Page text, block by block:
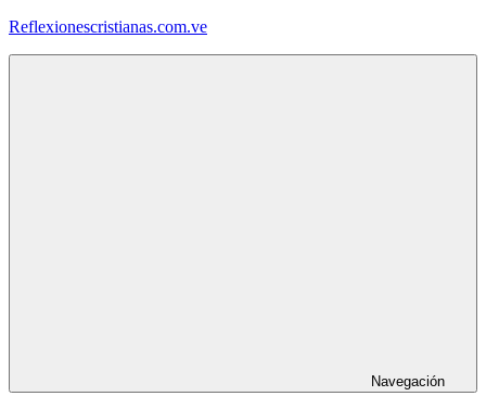
Saltar
Reflexionescristianas.com.ve
Navegación